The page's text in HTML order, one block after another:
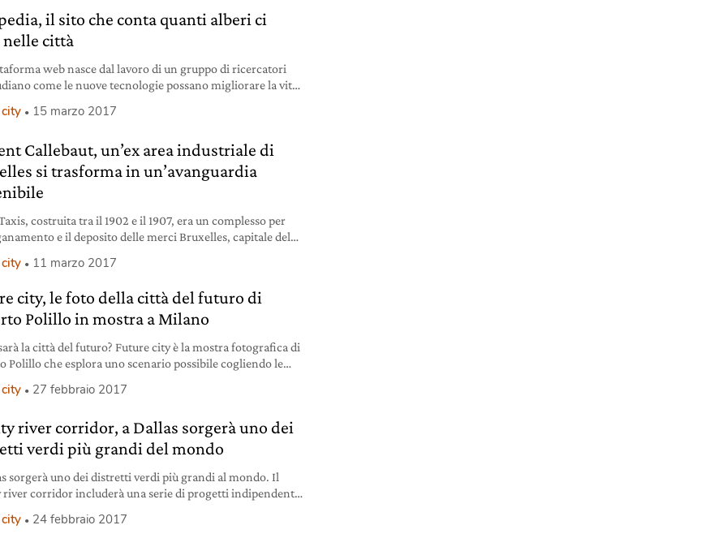
il sito che conta quanti alberi ci
nelle città
web nasce dal lavoro di un gruppo di ricercatori
come le nuove tecnologie possano migliorare la vita
da Treepedia. Ma c’è anche Torino.
15 marzo 2017
Callebaut, un’ex area industriale di
si trasforma in un’avanguardia
costruita tra il 1902 e il 1907, era un complesso per
e il deposito delle merci Bruxelles, capitale del
diventare un nuovo quartiere eco-sostenibile per
è stato ideato da Vincent Callebaut architectures e
11 marzo 2017
city, le foto della città del futuro di
Polillo in mostra a Milano
la città del futuro? Future city è la mostra fotografica di
Polillo che esplora uno scenario possibile cogliendo le
rivolto alle metropoli di oggi. La mostra che si
lo spazio espositivo dell’Università Bocconi di
alla fotografia e all’arte contemporanea.
27 febbraio 2017
river corridor, a Dallas sorgerà uno dei
verdi più grandi del mondo
sorgerà uno dei distretti verdi più grandi al mondo. Il
corridor includerà una serie di progetti indipendenti
24 febbraio 2017